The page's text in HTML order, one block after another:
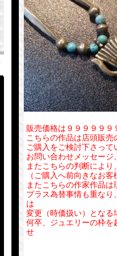
販売価格は９９９９９
こちらの作品は店頭販
ご購入をご検討下さっ
お問い合わせメッセー
またこちらの判断によ
（ご購入へ前向きなお
またこちらの作家作品
プラス為替事情も重な
は
変更（時価扱い）となる
何卒、ジュエリーの枠を
せ